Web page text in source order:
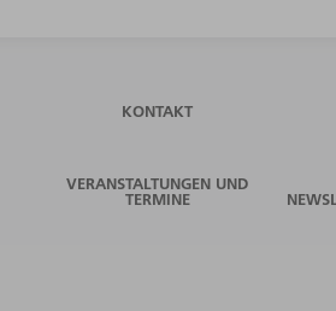
KONTAKT
VERANSTALTUNGEN UND
TERMINE